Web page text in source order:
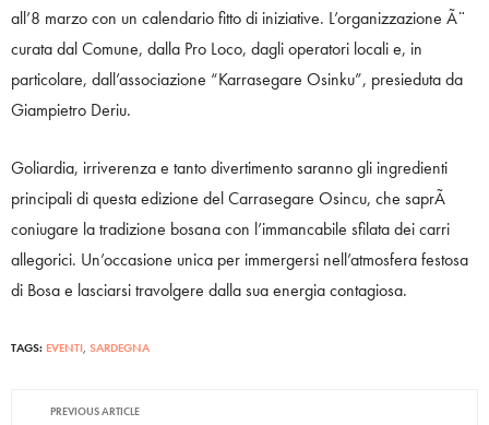
all’8 marzo con un calendario fitto di iniziative. L’organizzazione Ã¨
curata dal Comune, dalla Pro Loco, dagli operatori locali e, in
particolare, dall’associazione “Karrasegare Osinku”, presieduta da
Giampietro Deriu.
Goliardia, irriverenza e tanto divertimento saranno gli ingredienti
principali di questa edizione del Carrasegare Osincu, che saprÃ
coniugare la tradizione bosana con l’immancabile sfilata dei carri
allegorici. Un’occasione unica per immergersi nell’atmosfera festosa
di Bosa e lasciarsi travolgere dalla sua energia contagiosa.
TAGS: EVENTI SARDEGNA
PREVIOUS ARTICLE